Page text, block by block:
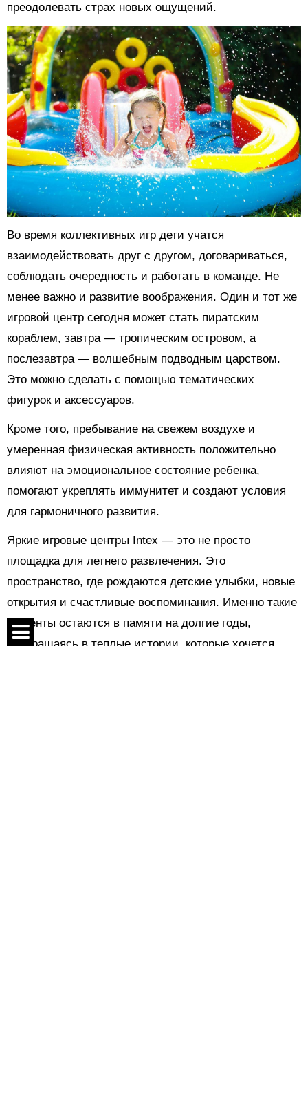
преодолевать страх новых ощущений.
Во время коллективных игр дети учатся
взаимодействовать друг с другом, договариваться,
соблюдать очередность и работать в команде. Не
менее важно и развитие воображения. Один и тот же
игровой центр сегодня может стать пиратским
кораблем, завтра — тропическим островом, а
послезавтра — волшебным подводным царством.
Это можно сделать с помощью тематических
фигурок и аксессуаров.
Кроме того, пребывание на свежем воздухе и
умеренная физическая активность положительно
влияют на эмоциональное состояние ребенка,
помогают укреплять иммунитет и создают условия
для гармоничного развития.
Яркие игровые центры Intex — это не просто
площадка для летнего развлечения. Это
пространство, где рождаются детские улыбки, новые
открытия и счастливые воспоминания. Именно такие
моменты остаются в памяти на долгие годы,
превращаясь в теплые истории, которые хочется